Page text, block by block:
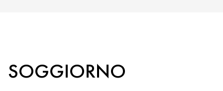
SOGGIORNO